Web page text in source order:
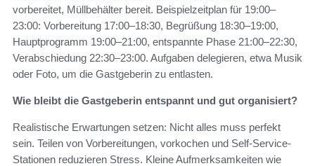
vorbereitet, Müllbehälter bereit. Beispielzeitplan für 19:00–
23:00: Vorbereitung 17:00–18:30, Begrüßung 18:30–19:00,
Hauptprogramm 19:00–21:00, entspannte Phase 21:00–22:30,
Verabschiedung 22:30–23:00. Aufgaben delegieren, etwa Musik
oder Foto, um die Gastgeberin zu entlasten.
Wie bleibt die Gastgeberin entspannt und gut organisiert?
Realistische Erwartungen setzen: Nicht alles muss perfekt
sein. Teilen von Vorbereitungen, vorkochen und Self-Service-
Stationen reduzieren Stress. Kleine Aufmerksamkeiten wie